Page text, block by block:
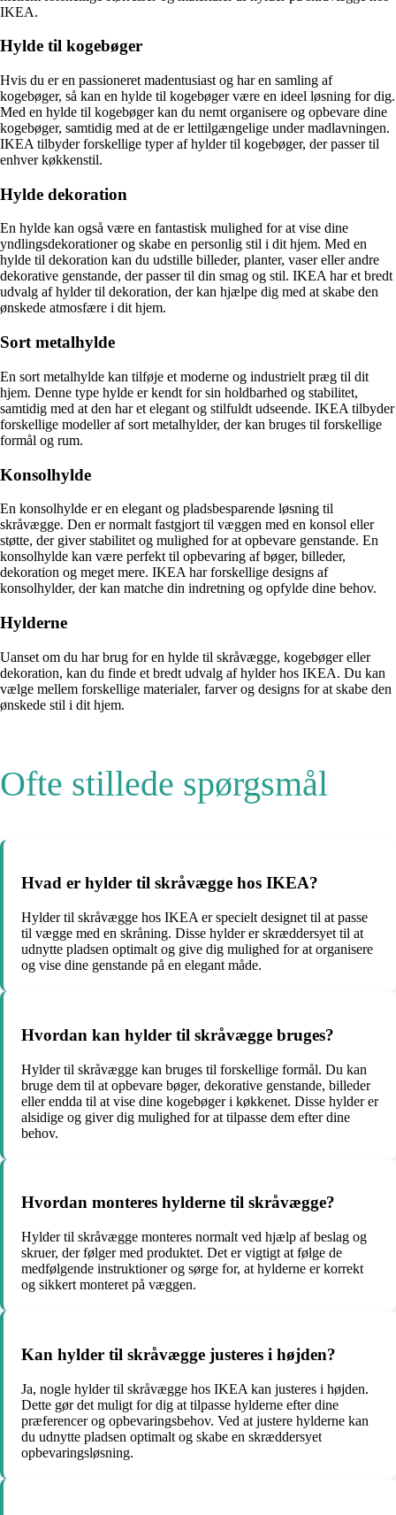
IKEA.
Hylde til kogebøger
Hvis du er en passioneret madentusiast og har en samling af
kogebøger, så kan en hylde til kogebøger være en ideel løsning for dig.
Med en hylde til kogebøger kan du nemt organisere og opbevare dine
kogebøger, samtidig med at de er lettilgængelige under madlavningen.
IKEA tilbyder forskellige typer af hylder til kogebøger, der passer til
enhver køkkenstil.
Hylde dekoration
En hylde kan også være en fantastisk mulighed for at vise dine
yndlingsdekorationer og skabe en personlig stil i dit hjem. Med en
hylde til dekoration kan du udstille billeder, planter, vaser eller andre
dekorative genstande, der passer til din smag og stil. IKEA har et bredt
udvalg af hylder til dekoration, der kan hjælpe dig med at skabe den
ønskede atmosfære i dit hjem.
Sort metalhylde
En sort metalhylde kan tilføje et moderne og industrielt præg til dit
hjem. Denne type hylde er kendt for sin holdbarhed og stabilitet,
samtidig med at den har et elegant og stilfuldt udseende. IKEA tilbyder
forskellige modeller af sort metalhylder, der kan bruges til forskellige
formål og rum.
Konsolhylde
En konsolhylde er en elegant og pladsbesparende løsning til
skråvægge. Den er normalt fastgjort til væggen med en konsol eller
støtte, der giver stabilitet og mulighed for at opbevare genstande. En
konsolhylde kan være perfekt til opbevaring af bøger, billeder,
dekoration og meget mere. IKEA har forskellige designs af
konsolhylder, der kan matche din indretning og opfylde dine behov.
Hylderne
Uanset om du har brug for en hylde til skråvægge, kogebøger eller
dekoration, kan du finde et bredt udvalg af hylder hos IKEA. Du kan
vælge mellem forskellige materialer, farver og designs for at skabe den
ønskede stil i dit hjem.
Ofte stillede spørgsmål
Hvad er hylder til skråvægge hos IKEA?
Hylder til skråvægge hos IKEA er specielt designet til at passe
til vægge med en skråning. Disse hylder er skræddersyet til at
udnytte pladsen optimalt og give dig mulighed for at organisere
og vise dine genstande på en elegant måde.
Hvordan kan hylder til skråvægge bruges?
Hylder til skråvægge kan bruges til forskellige formål. Du kan
bruge dem til at opbevare bøger, dekorative genstande, billeder
eller endda til at vise dine kogebøger i køkkenet. Disse hylder er
alsidige og giver dig mulighed for at tilpasse dem efter dine
behov.
Hvordan monteres hylderne til skråvægge?
Hylder til skråvægge monteres normalt ved hjælp af beslag og
skruer, der følger med produktet. Det er vigtigt at følge de
medfølgende instruktioner og sørge for, at hylderne er korrekt
og sikkert monteret på væggen.
Kan hylder til skråvægge justeres i højden?
Ja, nogle hylder til skråvægge hos IKEA kan justeres i højden.
Dette gør det muligt for dig at tilpasse hylderne efter dine
præferencer og opbevaringsbehov. Ved at justere hylderne kan
du udnytte pladsen optimalt og skabe en skræddersyet
opbevaringsløsning.